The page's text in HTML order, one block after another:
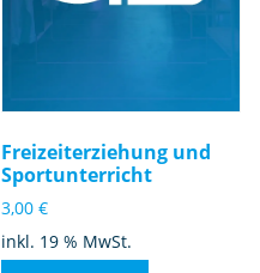
Freizeiterziehung und
Sportunterricht
3,00€
inkl. 19 % MwSt.